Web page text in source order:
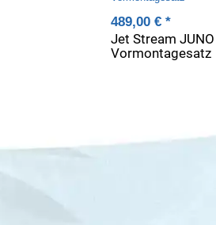
Jet Stream
Vormontagesatz
489,00 € *